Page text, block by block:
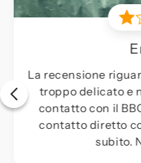
di copertura È
messo a
per evitare il
è strappato